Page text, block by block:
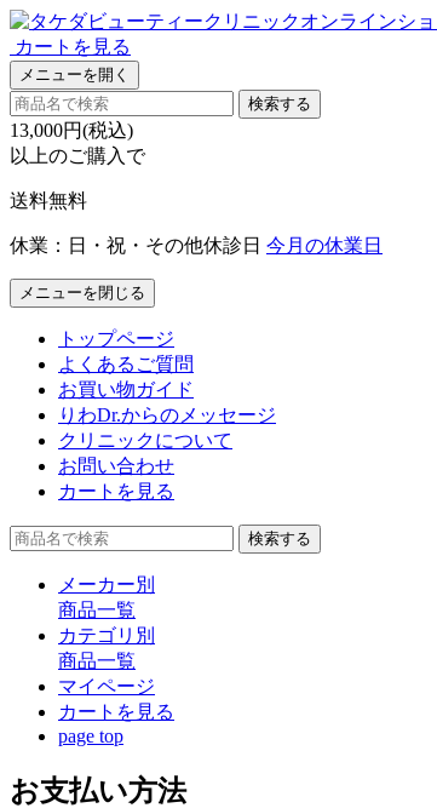
カートを見る
メニューを開く
検索する
13,000円(税込)
以上のご購入で
送料無料
休業：日・祝・その他休診日 今月の休業日
メニューを閉じる
トップページ
よくあるご質問
お買い物ガイド
りわDr.からのメッセージ
クリニックについて
お問い合わせ
カートを見る
検索する
メーカー別
商品一覧
カテゴリ別
商品一覧
マイページ
カート を見る
page top
お支払い方法